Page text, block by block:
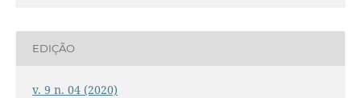
EDIÇÃO
v. 9 n. 04 (2020)